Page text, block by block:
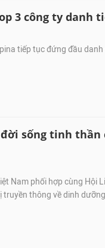
3 công ty danh
tiếp tục đứng đầu
sống tinh thần
Nam phối hợp cùng Hội
truyền thông về dinh